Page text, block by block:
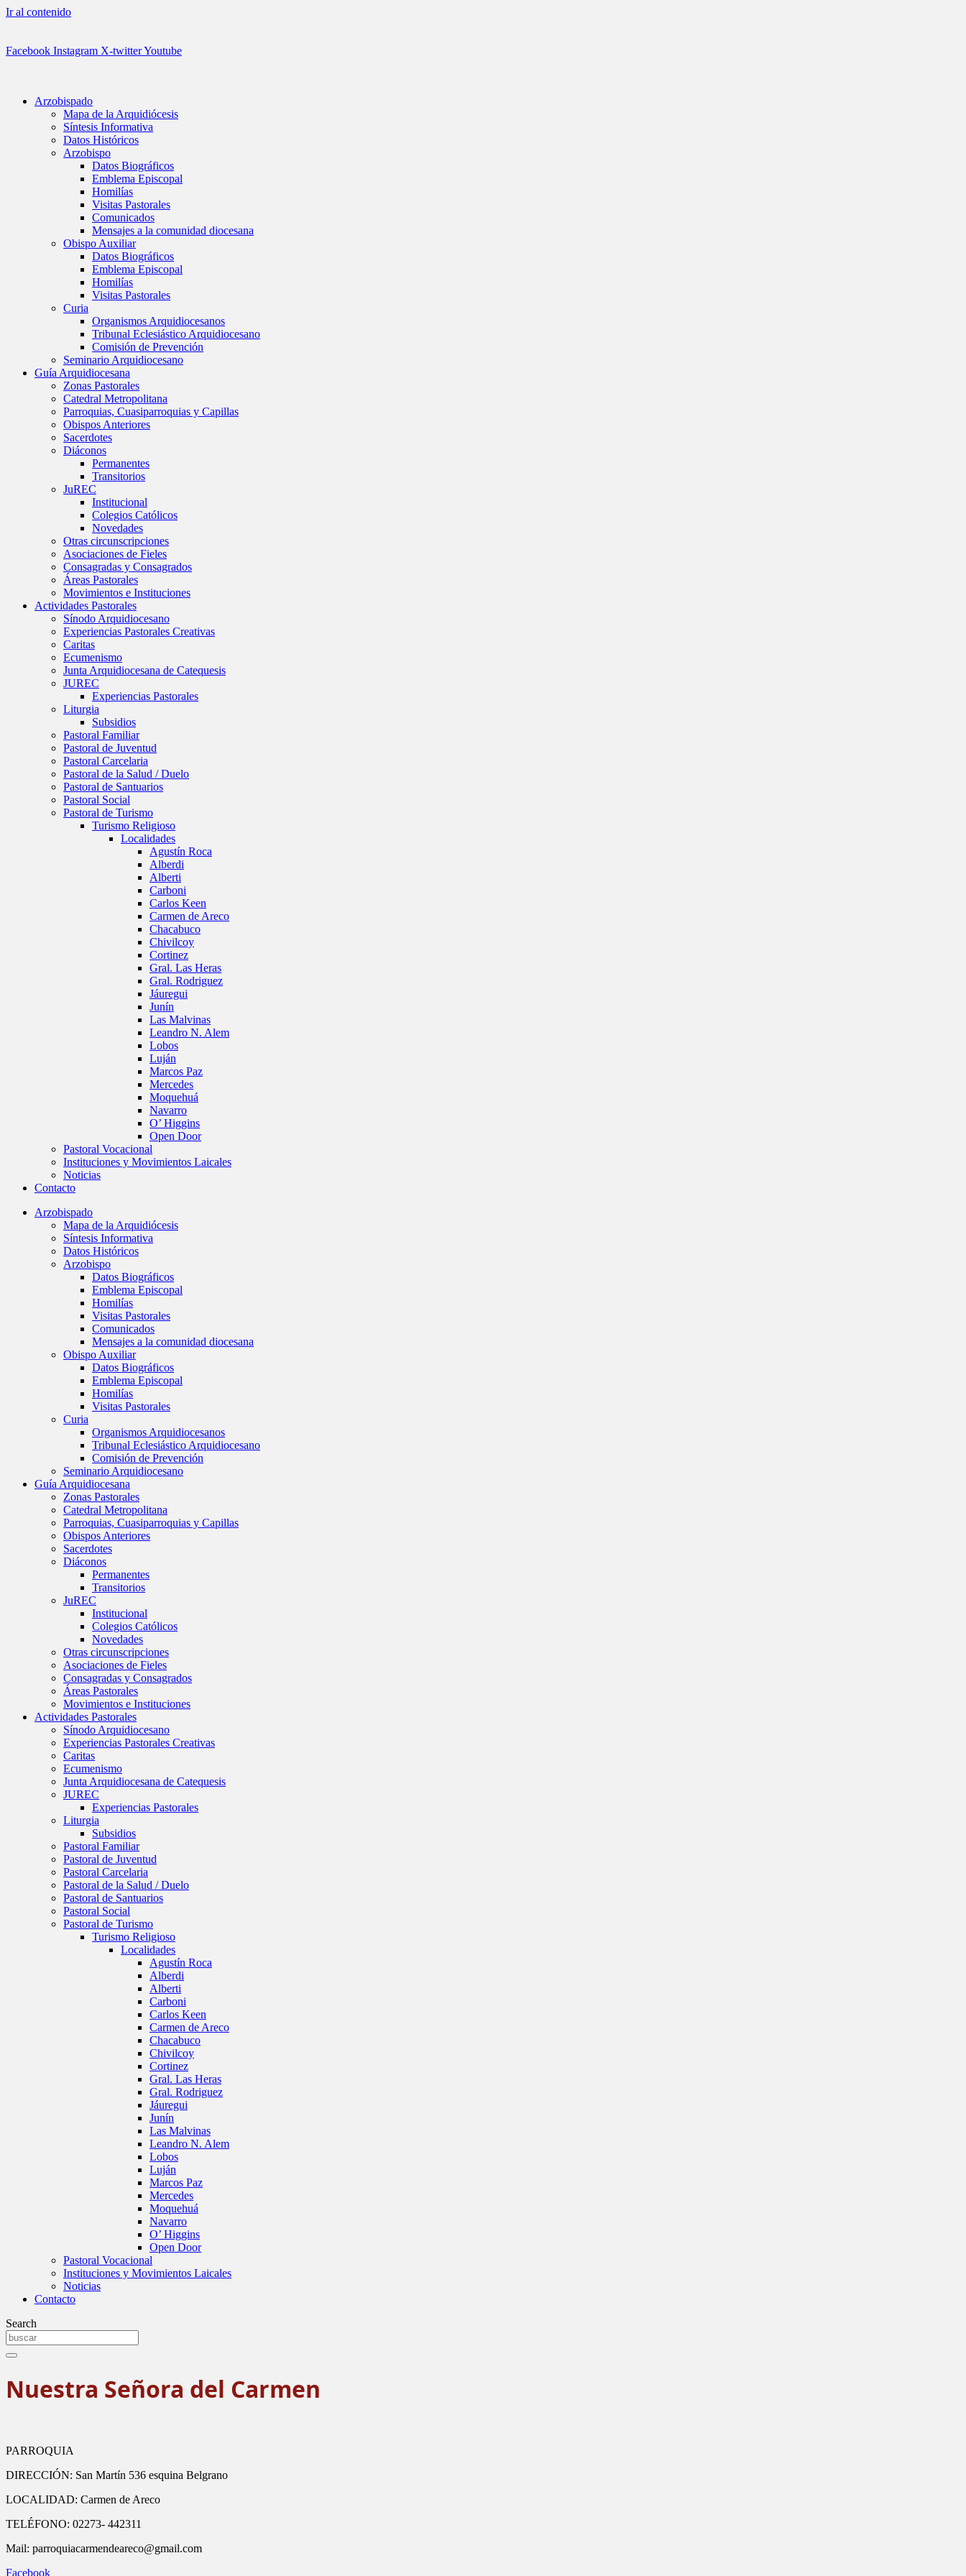
Ir al contenido
Facebook Instagram X-twitterYoutube
Arzobispado
Mapa de la Arquidiócesis
Síntesis Informativa
Datos Históricos
Arzobispo
Datos Biográficos
Emblema Episcopal
Homilías
Visitas Pastorales
Comunicados
Mensajes a la comunidad diocesana
Obispo Auxiliar
Datos Biográficos
Emblema Episcopal
Homilías
Visitas Pastorales
Curia
Organismos Arquidiocesanos
Tribunal Eclesiástico Arquidiocesano
Comisión de Prevención
Seminario Arquidiocesano
Guía Arquidiocesana
Zonas Pastorales
Catedral Metropolitana
Parroquias, Cuasiparroquias y Capillas
Obispos Anteriores
Sacerdotes
Diáconos
Permanentes
Transitorios
JuREC
Institucional
Colegios Católicos
Novedades
Otras circunscripciones
Asociaciones de Fieles
Consagradas y Consagrados
Áreas Pastorales
Movimientos e Instituciones
Actividades Pastorales
Sínodo Arquidiocesano
Experiencias Pastorales Creativas
Caritas
Ecumenismo
Junta Arquidiocesana de Catequesis
JUREC
Experiencias Pastorales
Liturgia
Subsidios
Pastoral Familiar
Pastoral de Juventud
Pastoral Carcelaria
Pastoral de la Salud / Duelo
Pastoral de Santuarios
Pastoral Social
Pastoral de Turismo
Turismo Religioso
Localidades
Agustín Roca
Alberdi
Alberti
Carboni
Carlos Keen
Carmen de Areco
Chacabuco
Chivilcoy
Cortinez
Gral. Las Heras
Gral. Rodriguez
Jáuregui
Junín
Las Malvinas
Leandro N. Alem
Lobos
Luján
Marcos Paz
Mercedes
Moquehuá
Navarro
O’ Higgins
Open Door
Pastoral Vocacional
Instituciones y Movimientos Laicales
Noticias
Contacto
Arzobispado
Mapa de la Arquidiócesis
Síntesis Informativa
Datos Históricos
Arzobispo
Datos Biográficos
Emblema Episcopal
Homilías
Visitas Pastorales
Comunicados
Mensajes a la comunidad diocesana
Obispo Auxiliar
Datos Biográficos
Emblema Episcopal
Homilías
Visitas Pastorales
Curia
Organismos Arquidiocesanos
Tribunal Eclesiástico Arquidiocesano
Comisión de Prevención
Seminario Arquidiocesano
Guía Arquidiocesana
Zonas Pastorales
Catedral Metropolitana
Parroquias, Cuasiparroquias y Capillas
Obispos Anteriores
Sacerdotes
Diáconos
Permanentes
Transitorios
JuREC
Institucional
Colegios Católicos
Novedades
Otras circunscripciones
Asociaciones de Fieles
Consagradas y Consagrados
Áreas Pastorales
Movimientos e Instituciones
Actividades Pastorales
Sínodo Arquidiocesano
Experiencias Pastorales Creativas
Caritas
Ecumenismo
Junta Arquidiocesana de Catequesis
JUREC
Experiencias Pastorales
Liturgia
Subsidios
Pastoral Familiar
Pastoral de Juventud
Pastoral Carcelaria
Pastoral de la Salud / Duelo
Pastoral de Santuarios
Pastoral Social
Pastoral de Turismo
Turismo Religioso
Localidades
Agustín Roca
Alberdi
Alberti
Carboni
Carlos Keen
Carmen de Areco
Chacabuco
Chivilcoy
Cortinez
Gral. Las Heras
Gral. Rodriguez
Jáuregui
Junín
Las Malvinas
Leandro N. Alem
Lobos
Luján
Marcos Paz
Mercedes
Moquehuá
Navarro
O’ Higgins
Open Door
Pastoral Vocacional
Instituciones y Movimientos Laicales
Noticias
Contacto
Search
Nuestra Señora del Carmen
PARROQUIA
DIRECCIÓN: San Martín 536 esquina Belgrano
LOCALIDAD: Carmen de Areco
TELÉFONO: 02273- 442311
Mail: parroquiacarmendeareco@gmail.com
Facebook